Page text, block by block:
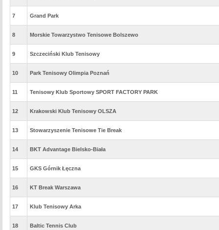
7 Grand Park
8 Morskie Towarzystwo Tenisowe Bolszewo
9 Szczeciński Klub Tenisowy
10 Park Tenisowy Olimpia Poznań
11 Tenisowy Klub Sportowy SPORT FACTORY PARK
12 Krakowski Klub Tenisowy OLSZA
13 Stowarzyszenie Tenisowe Tie Break
14 BKT Advantage Bielsko-Biała
15 GKS Górnik Łęczna
16 KT Break Warszawa
17 Klub Tenisowy Arka
18 Baltic Tennis Club